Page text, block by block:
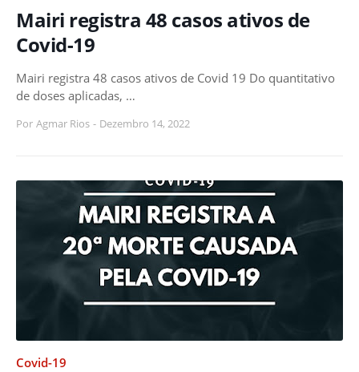
Mairi registra 48 casos ativos de
Covid-19
Mairi registra 48 casos ativos de Covid 19 Do quantitativo
de doses aplicadas, …
Por Agmar Rios - Dezembro 14, 2022
Covid-19